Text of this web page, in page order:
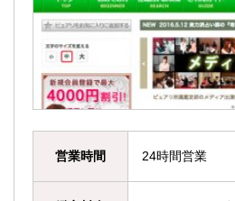
営業時間 24時間営業